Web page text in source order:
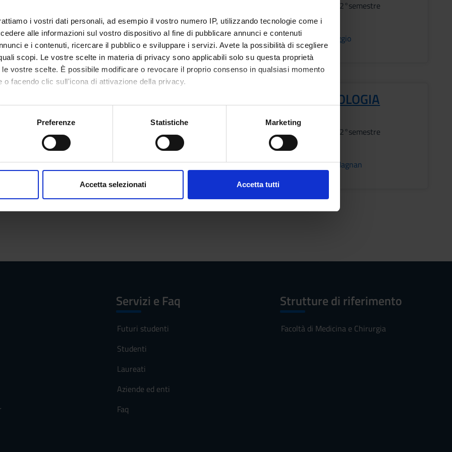
i vostri dati personali, ad esempio il vostro numero IP, utilizzando tecnologie come i
alle informazioni sul vostro dispositivo al fine di pubblicare annunci e contenuti
e i contenuti, ricercare il pubblico e sviluppare i servizi. Avete la possibilità di scegliere
scopi. Le vostre scelte in materia di privacy sono applicabili solo su questa proprietà
vostre scelte. È possibile modificare o revocare il proprio consenso in qualsiasi momento
o facendo clic sull'icona di attivazione della privacy.
anche:
sulla tua posizione geografica, con un'approssimazione di qualche metro,
in qualsiasi momento dalla Dichiarazione sui cookie.
Preferenze Statistiche Marketing
Accetta selezionati Accetta tutti
2°anno 2°semestre
Docenti
Liliana Lovato
2°anno 2°semestre
Sede
VERONA
Docenti
Elda Baggio
2°anno 2°semestre
Docenti
ORTOPEDIA E TRAUMATOLOGIA
2°anno 2°semestre
VERONA
Bruno Magnan
Servizi e Faq
Futuri studenti
Studenti
Laureati
Aziende ed enti
Faq
Strutture di riferimento
Facoltà di Medicina e Chirurgia